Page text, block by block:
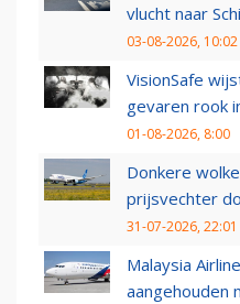
vlucht naar
03-08-2026, 10:02
VisionSafe
gevaren rook
01-08-2026, 8:00
Donkere
prijsvechter
31-07-2026, 22:01
Malaysia
aangehouden